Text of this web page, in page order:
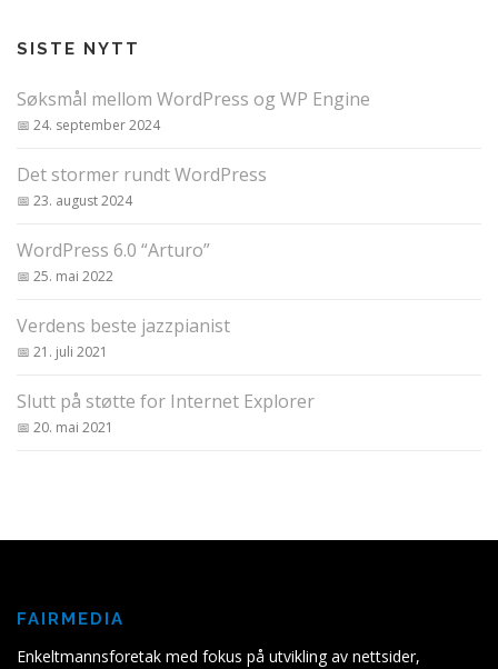
j
n
SISTE NYTT
Søksmål mellom WordPress og WP Engine
24. september 2024
Det stormer rundt WordPress
23. august 2024
WordPress 6.0 “Arturo”
25. mai 2022
Verdens beste jazzpianist
21. juli 2021
Slutt på støtte for Internet Explorer
20. mai 2021
FAIRMEDIA
Enkeltmannsforetak med fokus på utvikling av nettsider,